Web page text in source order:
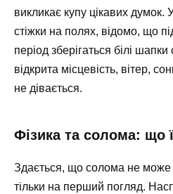
викликає купу цікавих думок.
стіжки на полях, відомо, що
період зберігаться білі
відкрита місцевість, вітер,
не дівається.
Фізика та солома: що
Здається, що солома не може
тільки на перший погляд.